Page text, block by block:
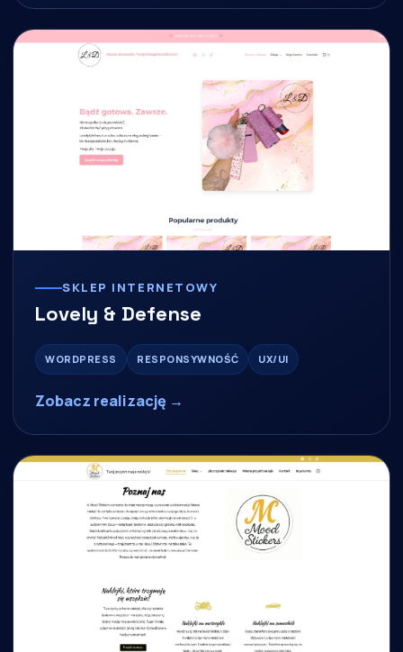
SKLEP INTERNETOWY
Lovely & Defense
WORDPRESS RESPONSYWNOŚĆ UX/UI
Zobacz realizację →